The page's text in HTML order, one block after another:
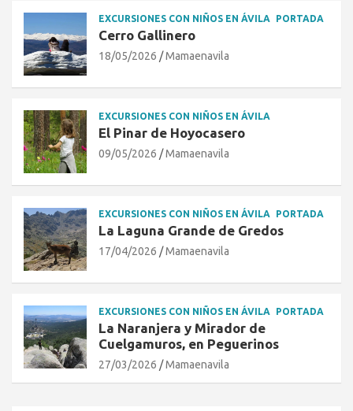
EXCURSIONES CON NIÑOS EN ÁVILA PORTADA
Cerro Gallinero
18/05/2026 Mamaenavila
EXCURSIONES CON NIÑOS EN ÁVILA
El Pinar de Hoyocasero
09/05/2026 Mamaenavila
EXCURSIONES CON NIÑOS EN ÁVILA PORTADA
La Laguna Grande de Gredos
17/04/2026 Mamaenavila
EXCURSIONES CON NIÑOS EN ÁVILA PORTADA
La Naranjera y Mirador de
Cuelgamuros, en Peguerinos
27/03/2026 Mamaenavila